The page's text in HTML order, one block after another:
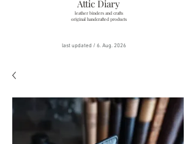
Attic Diary
leather binders and crafts
original handcrafted products
last updated / 6. Aug.2026